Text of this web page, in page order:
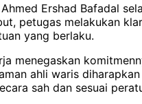
Ershad Bafadal
petugas melakukan
yang berlaku.
menegaskan
ahli waris
sah dan sesuai